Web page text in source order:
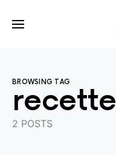
BROWSING TAG
recette
2 POSTS